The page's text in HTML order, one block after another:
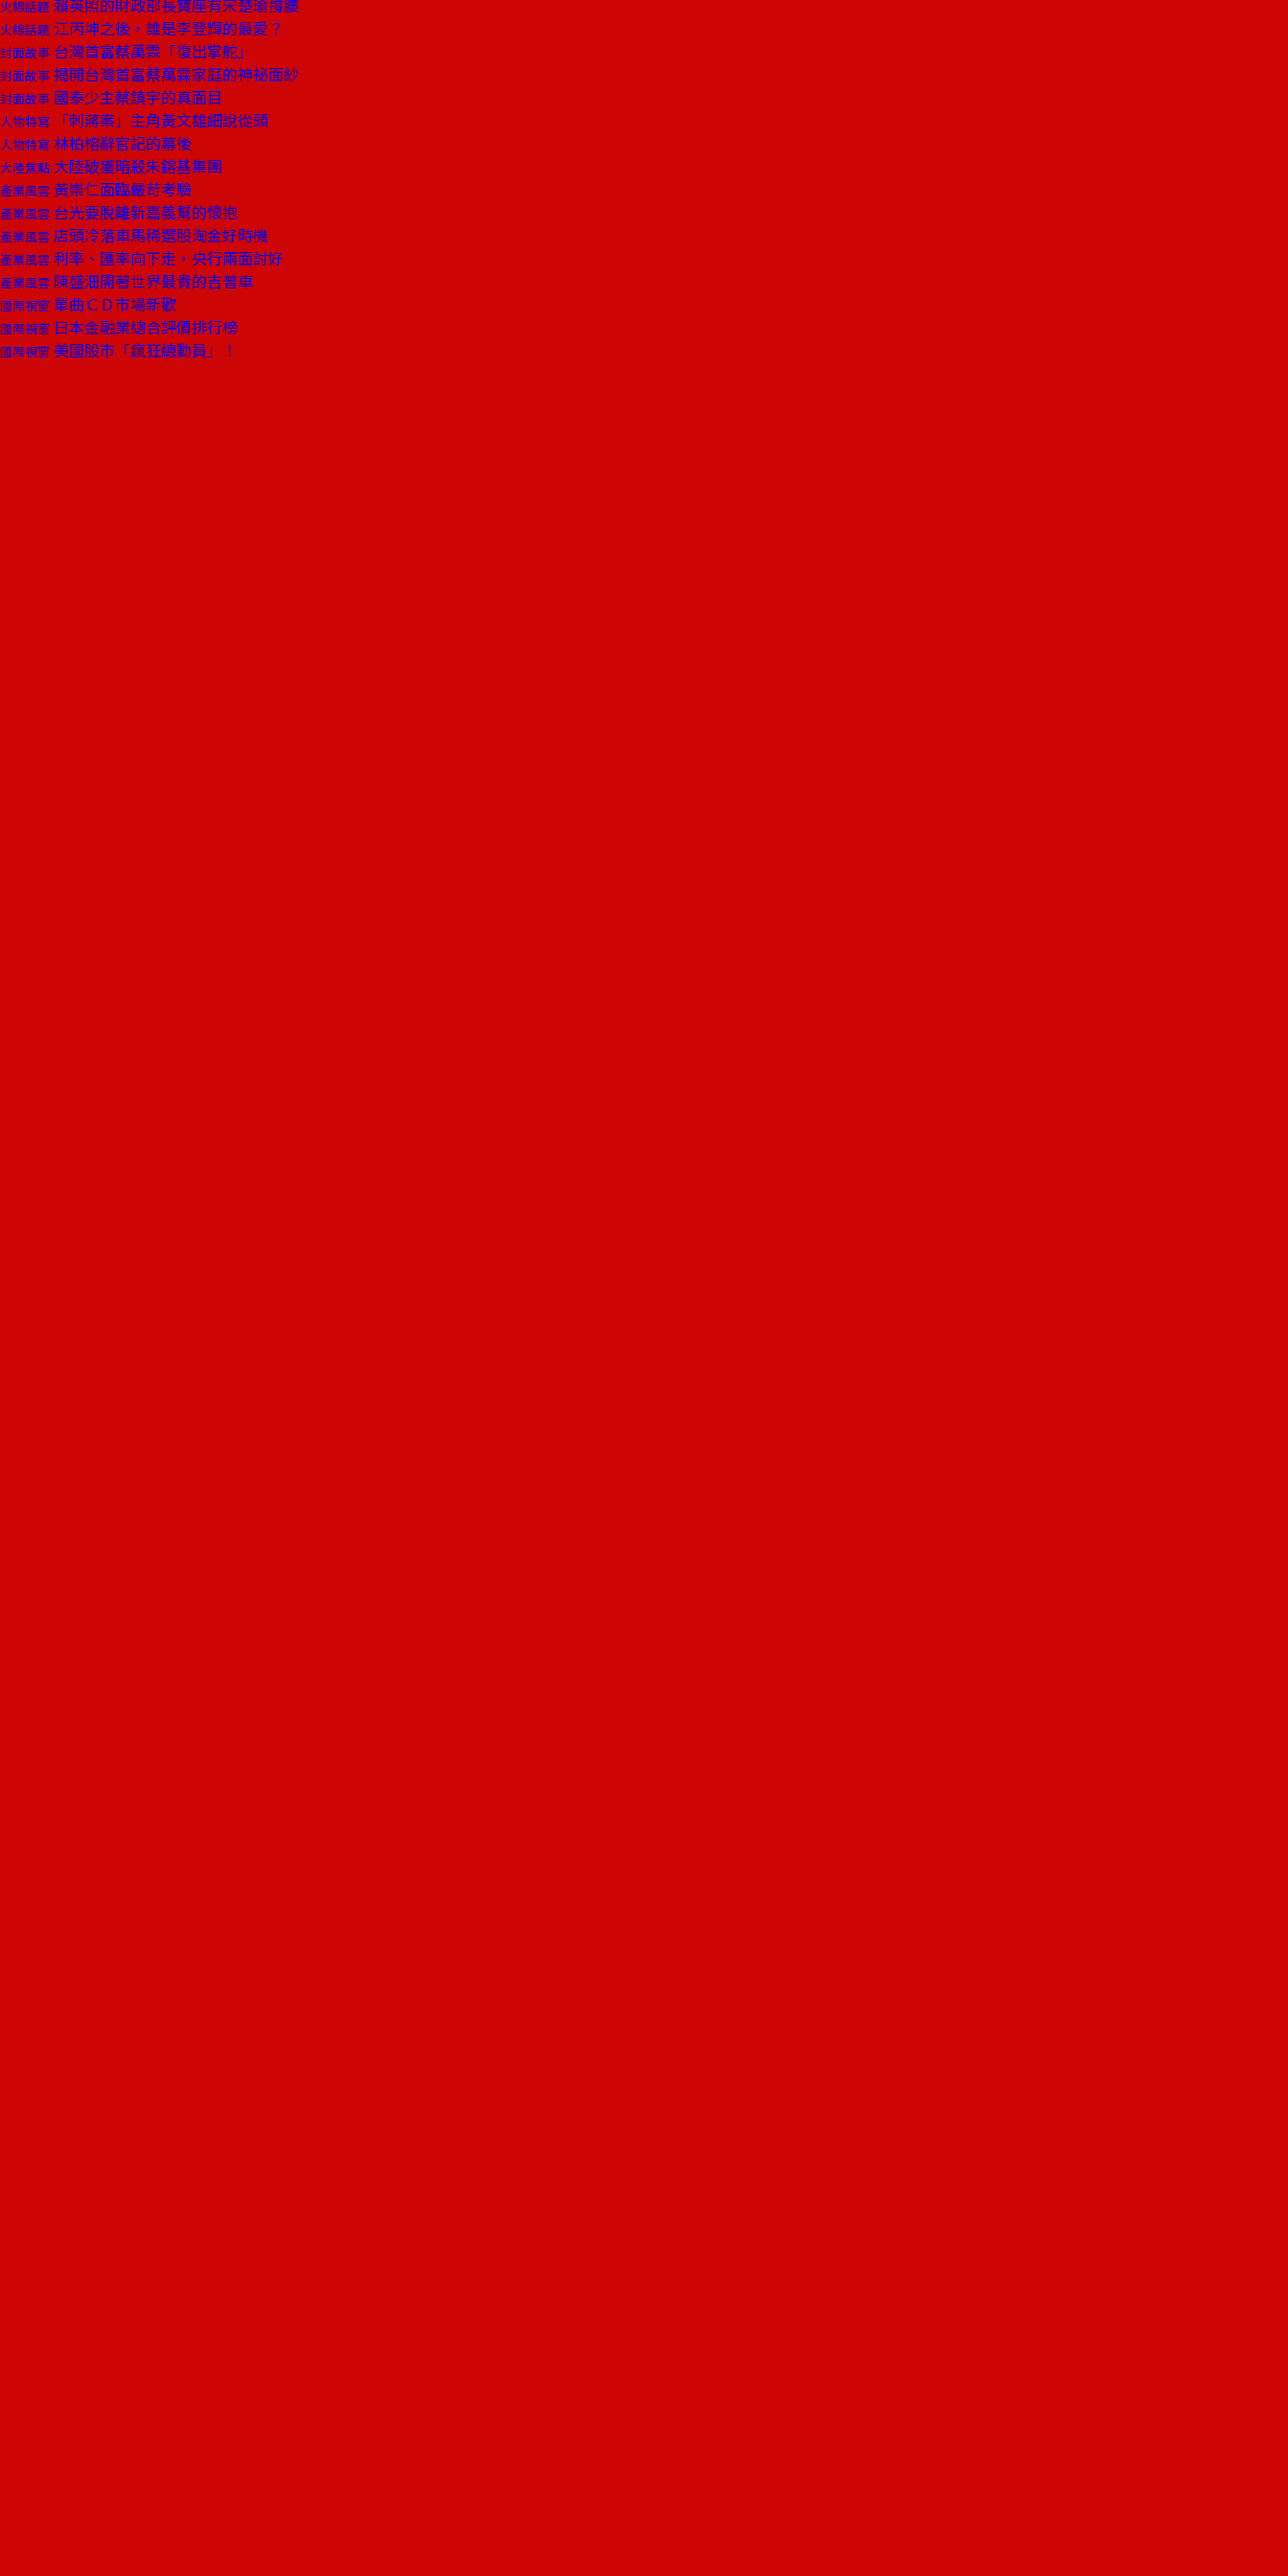
火線話題 賴英照的財政部長寶座有宋楚瑜撐腰
火線話題 江丙坤之後，誰是李登輝的最愛？
封面故事 台灣首富蔡萬霖「復出掌舵」
封面故事 揭開台灣首富蔡萬霖家庭的神祕面紗
封面故事 國泰少主蔡鎮宇的真面目
人物特寫 「刺蔣案」主角黃文雄細說從頭
人物特寫 林柏榕辭官記的幕後
大陸焦點 大陸破獲暗殺朱鎔基集團
產業風雲 黃崇仁面臨嚴苛考驗
產業風雲 台光要脫離新嘉義幫的懷抱
產業風雲 店頭冷落車馬稀選股淘金好時機
產業風雲 利率、匯率向下走，央行兩面討好
產業風雲 陳盛沺開著世界最貴的吉普車
國際視窗 單曲ＣＤ市場新歡
國際視窗 日本金融業總合評價排行榜
國際視窗 美國股市「瘋狂總動員」！